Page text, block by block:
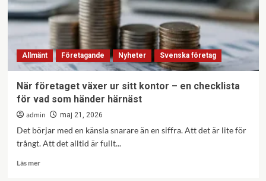
Allmänt Företagande Nyheter Svenska företag
När företaget växer ur sitt kontor – en checklista
för vad som händer härnäst
admin maj 21, 2026
Det börjar med en känsla snarare än en siffra. Att det är lite för
trångt. Att det alltid är fullt...
Läs merLäs